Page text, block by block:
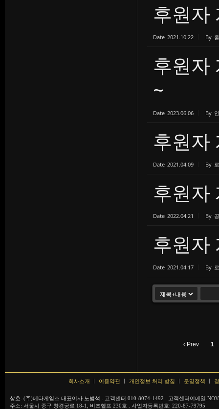
후원자
Date 2021.10.22 By
후원자
~
Date 2023.06.06 By
후원자
Date 2021.04.09 By
후원자
Date 2022.04.21 By
후원자
Date 2021.04.17 By
Prev 1
회사소개 이용약관 개인정보 처리 방침 운영정책
상호: (주)메타게임즈 대표이사 노범석 . 고객센터:010-8074-1492 . 고객센터이메일
주소: 서울시 중구 창경궁로 18-1, 비즈헬프 230호 . 사업자등록번호: 220-87-79795